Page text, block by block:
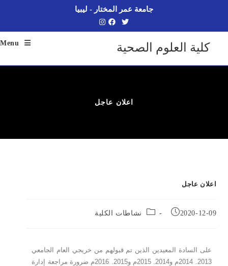
جامعة عمر المختار - ليبيا
كلية العلوم الصحية Menu
اعلان عاجل
اعلان عاجل
2020-12-09 نشاطات الكلية
على السادة المعيدين الذين تم قبولهم من خريجي العام الجامعي
2013. 2014م و2014. 2015م و2015. 2016م ضرورة مراجعة إدارة